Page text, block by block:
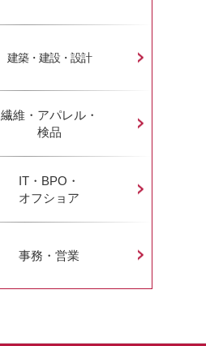
建築・建設・設計
繊維・アパレル・
検品
IT・BPO・
オフショア
事務・営業